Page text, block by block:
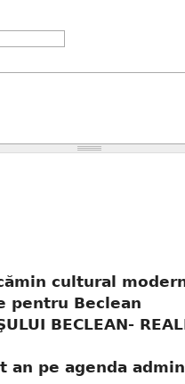
cultural
pentru Beclean
BECLEAN-
an pe agenda